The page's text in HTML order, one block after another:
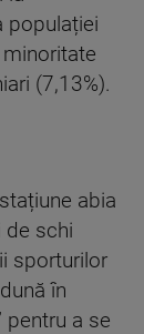
populației
(7,13%).
abia
de schi
sporturilor
în
pentru a se